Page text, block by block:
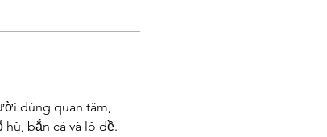
dùng quan tâm,
bắn cá và lô đề.